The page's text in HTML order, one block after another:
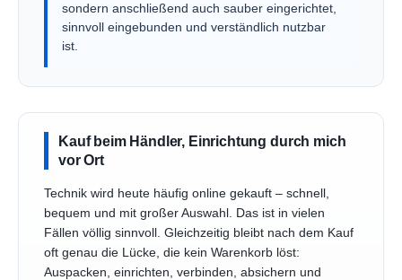
sondern anschließend auch sauber eingerichtet,
sinnvoll eingebunden und verständlich nutzbar
ist.
Kauf beim Händler, Einrichtung durch mich
vor Ort
Technik wird heute häufig online gekauft – schnell,
bequem und mit großer Auswahl. Das ist in vielen
Fällen völlig sinnvoll. Gleichzeitig bleibt nach dem Kauf
oft genau die Lücke, die kein Warenkorb löst:
Auspacken, einrichten, verbinden, absichern und